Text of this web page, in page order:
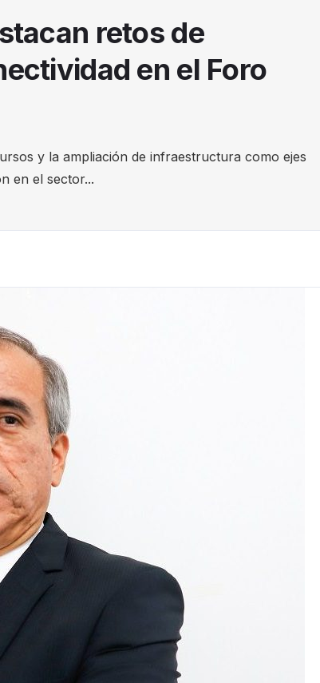
retos de
en el Foro
y la ampliación de infraestructura como ejes
en el sector...